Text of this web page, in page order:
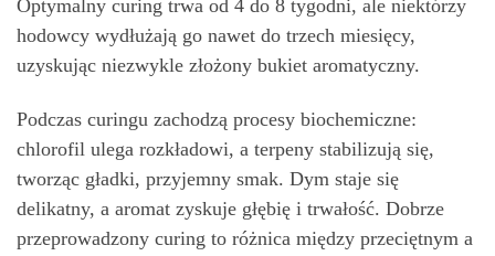
Optymalny curing trwa od 4 do 8 tygodni, ale niektórzy
hodowcy wydłużają go nawet do trzech miesięcy,
uzyskując niezwykle złożony bukiet aromatyczny.
Podczas curingu zachodzą procesy biochemiczne:
chlorofil ulega rozkładowi, a terpeny stabilizują się,
tworząc gładki, przyjemny smak. Dym staje się
delikatny, a aromat zyskuje głębię i trwałość. Dobrze
przeprowadzony curing to różnica między przeciętnym a